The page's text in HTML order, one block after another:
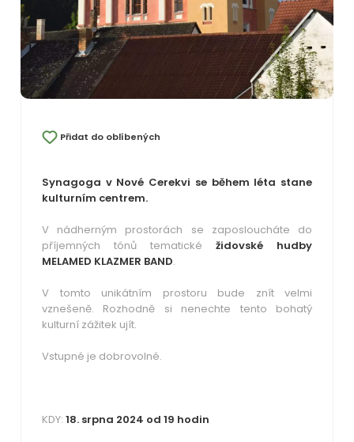
Přidat do oblíbených
Synagoga v Nové Cerekvi se během léta stane
kulturním centrem.
V nádherným prostorách se zaposloucháte do
příjemných tónů tematické židovské hudby
MELAMED KLAZMER BAND.
V tomto unikátním prostoru bude znít velmi
vznešeně. Rozhodně si nenechte tento bohatý
kulturní zážitek ujít.
Vstupné je dobrovolné.
KDY: 18. srpna 2024 od 19 hodin